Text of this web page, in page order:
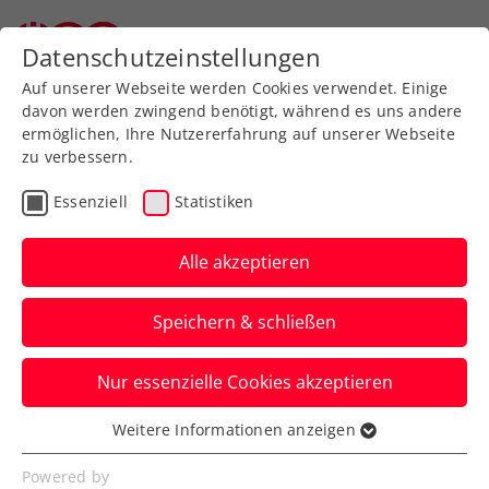
Zurück zur Newsübersicht
Turniere
Oberpullendorf:
Hemetzberger schafft das
Double bei Tennis-
Europe-Heimturnier
Nach dem Doppeltriumph mit Matthias
Königslehner siegt die ÖTV-
Nachwuchshoffnung im Burgenland auch
Datenschutzeinstellungen
Auf unserer Webseite werden Cookies verwendet. Einige
davon werden zwingend benötigt, während es uns andere
ermöglichen, Ihre Nutzererfahrung auf unserer Webseite
zu verbessern.
Essenziell Statistiken
Alle akzeptieren
Speichern & schließen
Nur essenzielle Cookies akzeptieren
Essenziell
Essenzielle Cookies werden für grundlegende
Weitere Informationen anzeigen
Powered by